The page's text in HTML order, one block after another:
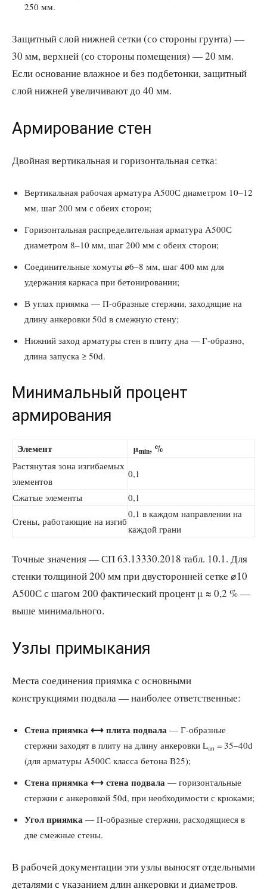
250 мм.
Защитный слой нижней сетки (со стороны грунта) —
30 мм, верхней (со стороны помещения) — 20 мм.
Если основание влажное и без подбетонки, защитный
слой нижней увеличивают до 40 мм.
Армирование стен
Двойная вертикальная и горизонтальная сетка:
Вертикальная рабочая арматура А500С диаметром 10–12
мм, шаг 200 мм с обеих сторон;
Горизонтальная распределительная арматура А500С
диаметром 8–10 мм, шаг 200 мм с обеих сторон;
Соединительные хомуты ⌀6–8 мм, шаг 400 мм для
удержания каркаса при бетонировании;
В углах приямка — П-образные стержни, заходящие на
длину анкеровки 50d в смежную стену;
Нижний заход арматуры стен в плиту дна — Г-образно,
длина запуска ≥ 50d.
Минимальный процент
армирования
Элемент μmin, %
Растянутая зона изгибаемых
элементов
0,1
Сжатые элементы
0,1
Стены, работающие на изгиб
0,1 в каждом направлении на
каждой грани
Точные значения — СП 63.13330.2018 табл. 10.1. Для
стенки толщиной 200 мм при двусторонней сетке ⌀10
А500С с шагом 200 фактический процент μ ≈ 0,2 % —
выше минимального.
Узлы примыкания
Места соединения приямка с основными
конструкциями подвала — наиболее ответственные:
Стена приямка ⟷ плита подвала — Г-образные
стержни заходят в плиту на длину анкеровки Lan = 35–40d
(для арматуры А500С класса бетона В25);
Стена приямка ⟷ стена подвала — горизонтальные
стержни с анкеровкой 50d, при необходимости с крюками;
Угол приямка — П-образные стержни, расходящиеся в
две смежные стены.
В рабочей документации эти узлы выносят отдельными
деталями с указанием длин анкеровки и диаметров.